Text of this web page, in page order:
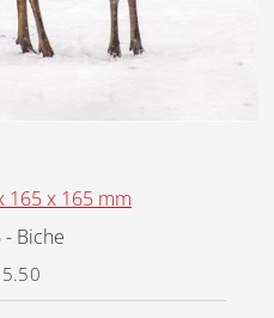
165 x 165 mm
Biche
Prix
ordinaire
5.50